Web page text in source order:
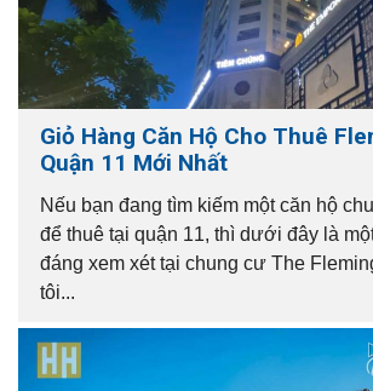
Giỏ Hàng Căn Hộ Cho Thuê
Quận 11 Mới Nhất
Nếu bạn đang tìm kiếm một căn hộ
để thuê tại quận 11, thì dưới đây là
đáng xem xét tại chung cư The
tôi...